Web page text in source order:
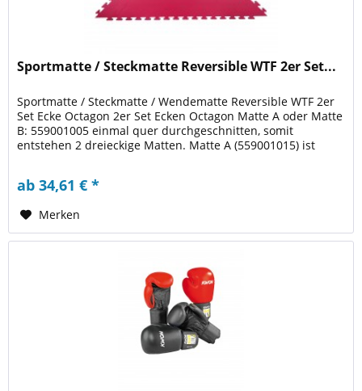
Sportmatte / Steckmatte Reversible WTF 2er Set...
Sportmatte / Steckmatte / Wendematte Reversible WTF 2er
Set Ecke Octagon 2er Set Ecken Octagon Matte A oder Matte
B: 559001005 einmal quer durchgeschnitten, somit
entstehen 2 dreieckige Matten. Matte A (559001015) ist
ab 34,61 € *
Merken